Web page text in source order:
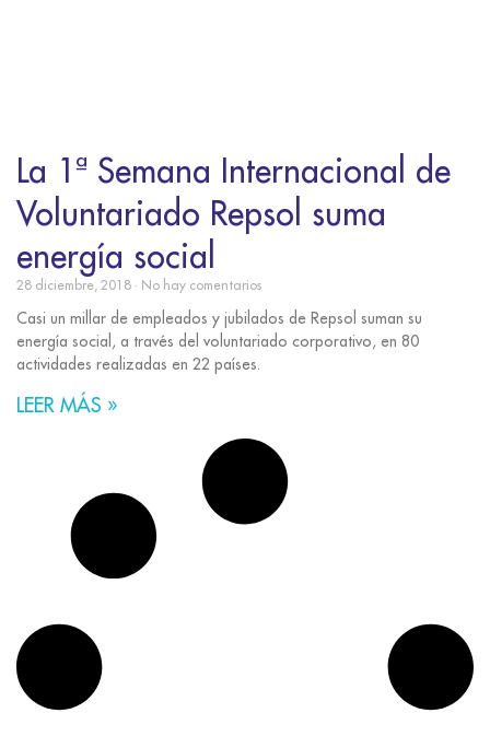
La 1ª Semana Internacional de
Voluntariado Repsol suma
energía social
28 diciembre, 2018 No hay comentarios
Casi un millar de empleados y jubilados de Repsol suman su
energía social, a través del voluntariado corporativo, en 80
actividades realizadas en 22 países.
LEER MÁS »